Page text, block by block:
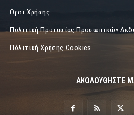
Όροι Χρήσης
Πολιτική Προτασίας Προσωπικών
Πόλιτική Χρήσης Cookies
ΑΚΟΛΟΥΘΗΣΤΕ